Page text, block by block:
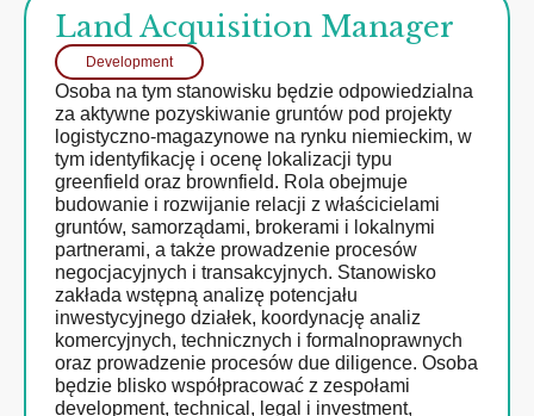
Land Acquisition Manager
Development
Osoba na tym stanowisku będzie odpowiedzialna
za aktywne pozyskiwanie gruntów pod projekty
logistyczno-magazynowe na rynku niemieckim, w
tym identyfikację i ocenę lokalizacji typu
greenfield oraz brownfield. Rola obejmuje
budowanie i rozwijanie relacji z właścicielami
gruntów, samorządami, brokerami i lokalnymi
partnerami, a także prowadzenie procesów
negocjacyjnych i transakcyjnych. Stanowisko
zakłada wstępną analizę potencjału
inwestycyjnego działek, koordynację analiz
komercyjnych, technicznych i formalnoprawnych
oraz prowadzenie procesów due diligence. Osoba
będzie blisko współpracować z zespołami
development, technical, legal i investment,